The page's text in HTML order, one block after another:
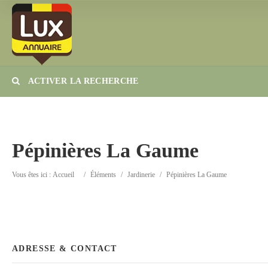
ACTIVER LA RECHERCHE
Catégorie
Pépinières La Gaume
Vous êtes ici : Accueil / Éléments / Jardinerie / Pépinières La Gaume
ADRESSE & CONTACT